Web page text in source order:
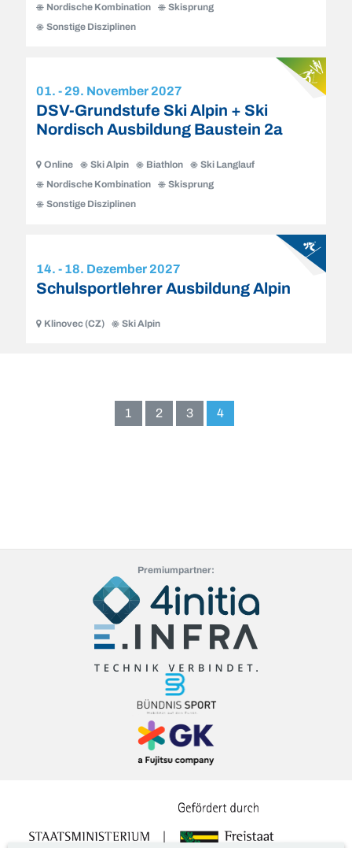
Nordische Kombination
Skisprung
Sonstige Disziplinen
01. - 29. November 2027
DSV-Grundstufe Ski Alpin + Ski
Nordisch Ausbildung Baustein 2a
Online Ski Alpin Biathlon
Ski Langlauf
Nordische Kombination
Skisprung
Sonstige Disziplinen
14. - 18. Dezember 2027
Schulsportlehrer Ausbildung Alpin
Klinovec (CZ) Ski Alpin
Seite
1 Seite
2 Seite
3
Aktive
4
Premiumpartner: